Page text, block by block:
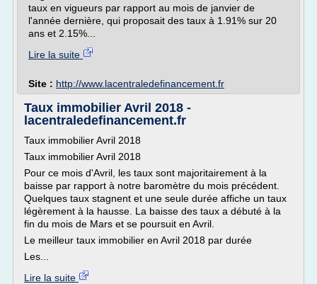
taux en vigueurs par rapport au mois de janvier de
l'année dernière, qui proposait des taux à 1.91% sur 20
ans et 2.15%...
Lire la suite
Site : http://www.lacentraledefinancement.fr
Taux immobilier Avril 2018 -
lacentraledefinancement.fr
Taux immobilier Avril 2018
Taux immobilier Avril 2018
Pour ce mois d'Avril, les taux sont majoritairement à la
baisse par rapport à notre baromètre du mois précédent.
Quelques taux stagnent et une seule durée affiche un taux
légèrement à la hausse. La baisse des taux a débuté à la
fin du mois de Mars et se poursuit en Avril.
Le meilleur taux immobilier en Avril 2018 par durée
Les...
Lire la suite